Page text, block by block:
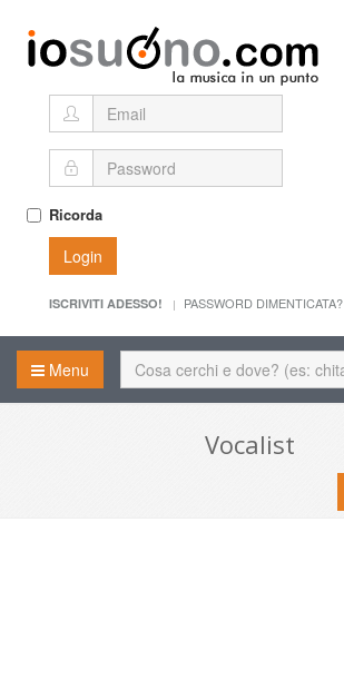
Ricorda
Login
ISCRIVITI ADESSO! PASSWORD DIMENTICATA?
Menu
Vocalist